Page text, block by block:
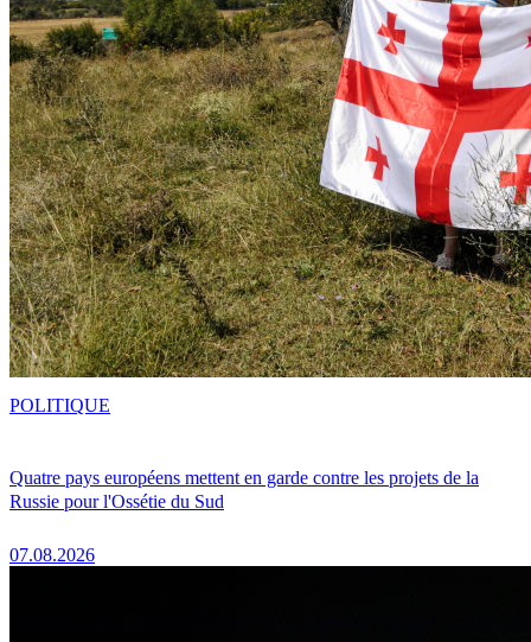
Quatre pays européens mettent en garde contre les projets de la
Russie pour l'Ossétie du Sud
07.08.2026
POLITIQUE